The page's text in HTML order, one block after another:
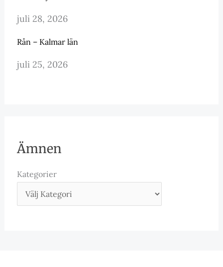
juli 28, 2026
Rån – Kalmar län
juli 25, 2026
Ämnen
Kategorier